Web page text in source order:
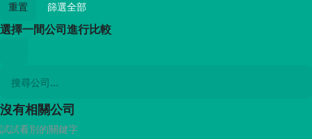
重置 篩選全部
選擇一間公司進行比較
沒有相關公司
試試看別的關鍵字